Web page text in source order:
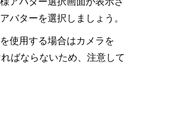
バターを選択しましょう。
使用する場合はカメラを
ばならないため、注意して